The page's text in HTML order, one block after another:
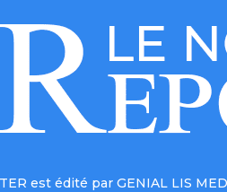
est édité par GENIAL LIS